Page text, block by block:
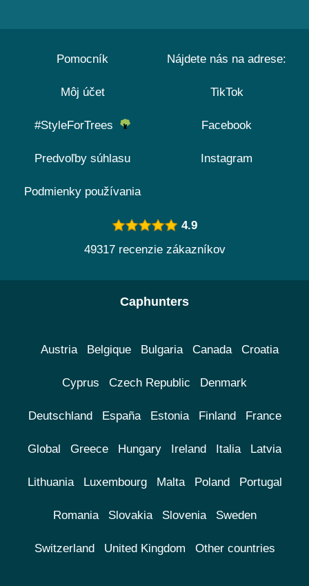
Pomocník
Môj účet
#StyleForTrees
Predvoľby súhlasu
Podmienky používania
Nájdete nás na adrese:
TikTok
Facebook
Instagram
4.9
49317 recenzie zákazníkov
Caphunters
Austria Belgique Bulgaria Canada Croatia
Cyprus Czech Republic Denmark
Deutschland España Estonia Finland France
Global Greece Hungary Ireland Italia Latvia
Lithuania Luxembourg Malta Poland Portugal
Romania Slovakia Slovenia Sweden
Switzerland United Kingdom Other countries